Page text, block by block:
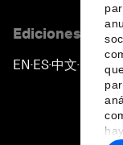
Ediciones en
EN ▪ ES▪中文▪ 日本語